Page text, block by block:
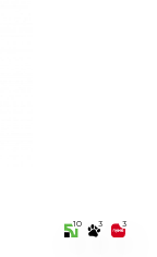
10 3 3